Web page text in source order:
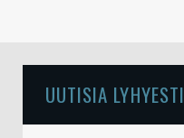
UUTISIA LYHYESTI